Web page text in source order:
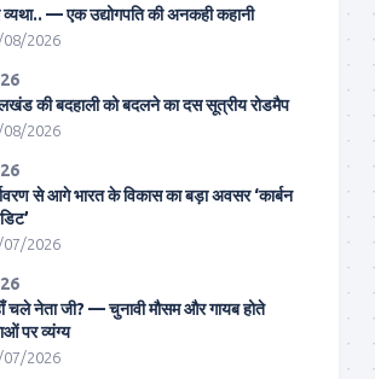
व्यथा.. — एक उद्योगपति की अनकही कहानी
08/2026
की बदहाली को बदलने का दस सूत्रीय रोडमैप
08/2026
से आगे भारत के विकास का बड़ा अवसर ‘कार्बन
07/2026
चले नेता जी? — चुनावी मौसम और गायब होते
पर व्यंग्य
07/2026